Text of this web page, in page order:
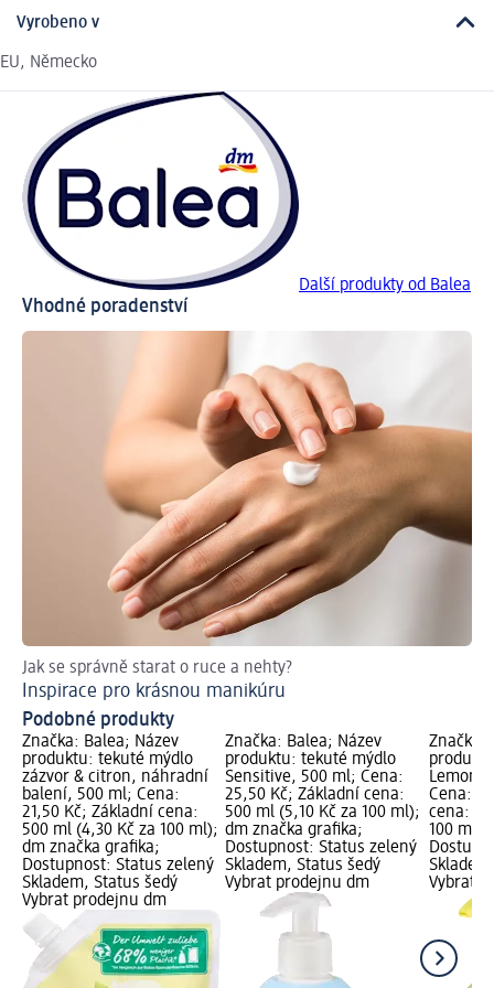
Vyrobeno v
EU, Německo
Další produkty od Balea
Vhodné poradenství
Jak se správně starat o ruce a nehty?
Inspirace pro krásnou manikúru
Podobné produkty
Značka: Balea; Název
produktu: tekuté mýdlo
zázvor & citron, náhradní
balení, 500 ml; Cena:
21,50 Kč; Základní cena:
500 ml (4,30 Kč za 100 ml);
dm značka grafika;
Dostupnost: Status zelený
Skladem, Status šedý
Vybrat prodejnu dm
Značka: Balea; Název
produktu: tekuté mýdlo
Sensitive, 500 ml; Cena:
25,50 Kč; Základní cena:
500 ml (5,10 Kč za 100 ml);
dm značka grafika;
Dostupnost: Status zelený
Skladem, Status šedý
Vybrat prodejnu dm
Značka:
Lemon
Cena:
cena:
100 ml);
Vybrat